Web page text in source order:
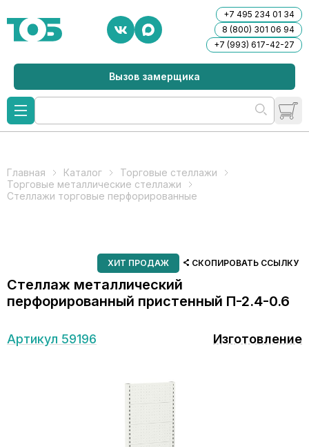
+7 495 234 01 34
8 (800) 301 06 94
+7 (993) 617-42-27
Вызов замерщика
Главная Каталог
Торговые стеллажи
Торговые металлические стеллажи
Стеллажи торговые перфорированные
ХИТ ПРОДАЖ СКОПИРОВАТЬ ССЫЛКУ
Стеллаж металлический
перфорированный пристенный П-2.4-0.6
Артикул 59196 Изготовление